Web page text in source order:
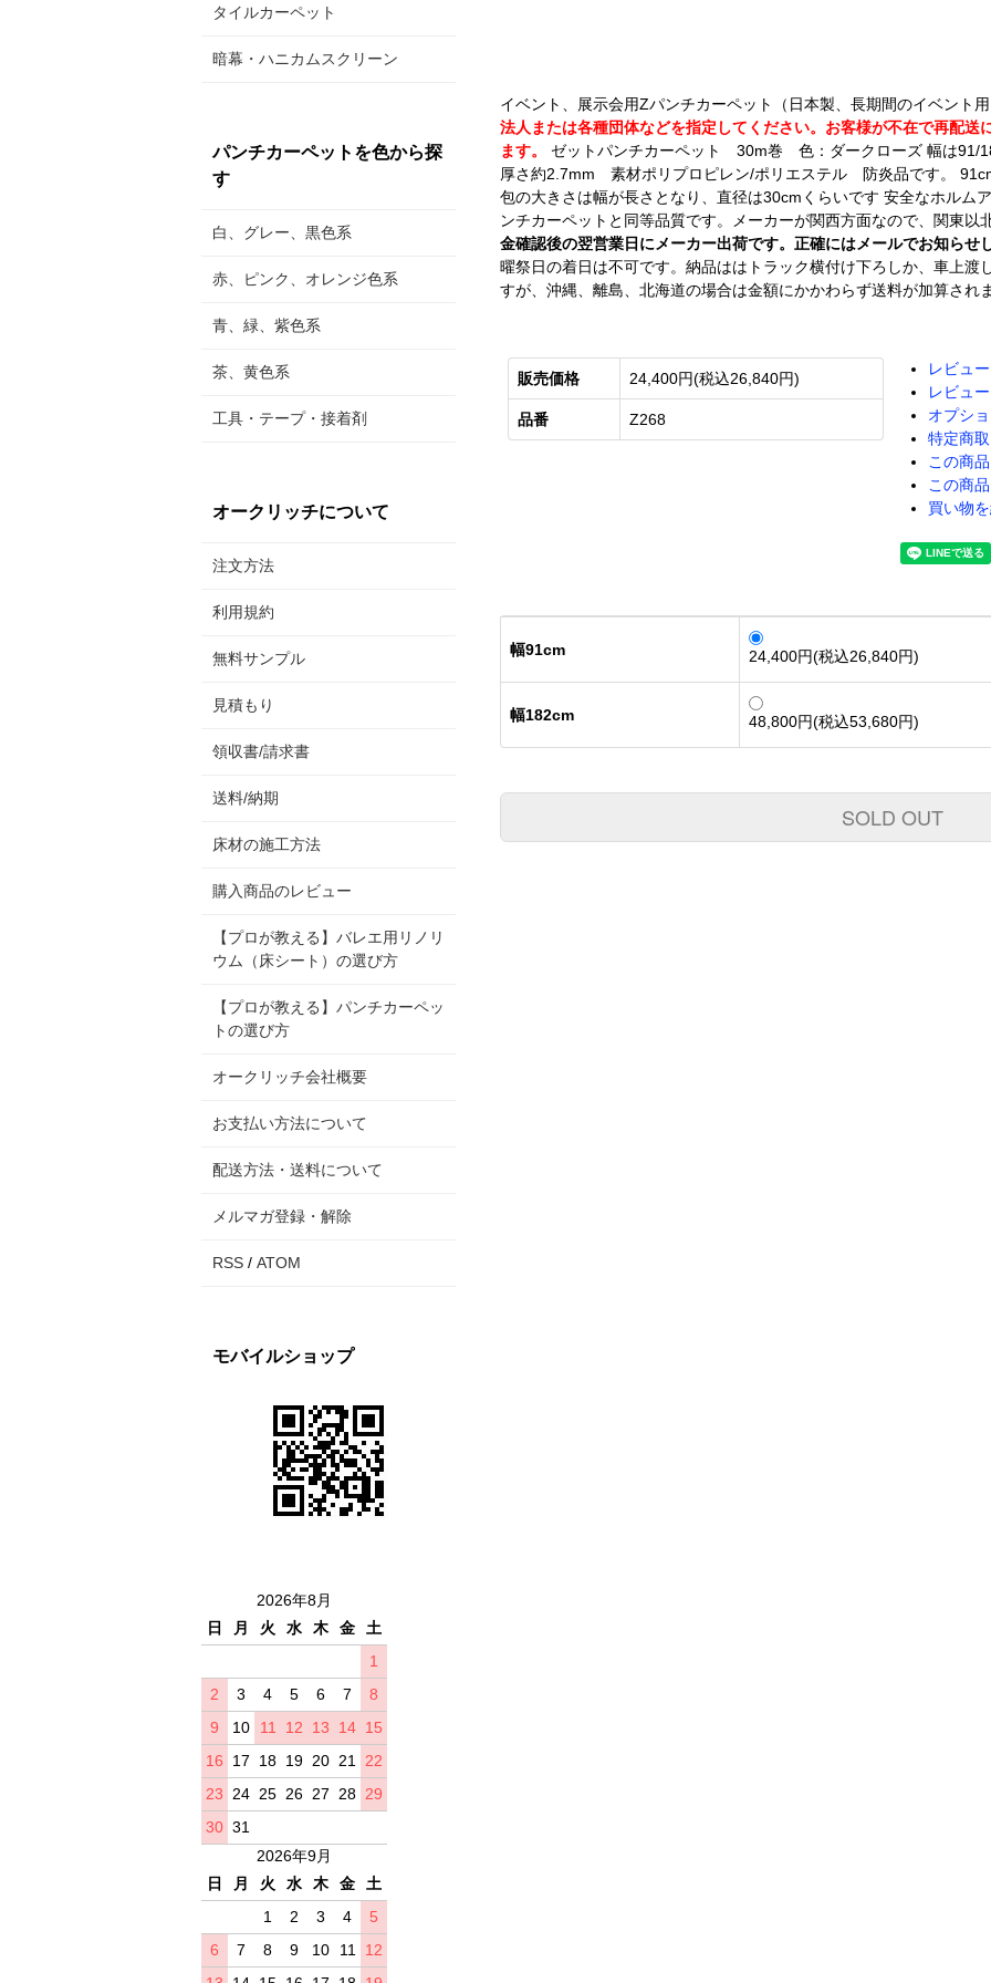
イベント、展示会用Zパンチカーペット（日本製、長期間のイベント
法人または各種団体などを指定してください。お客様が不在で再配送
ます。
ゼットパンチカーペット 30m巻 色：ダークローズ 幅は91/
厚さ約2.7mm 素材ポリプロピレン/ポリエステル 防炎品です。
包の大きさは幅が長さとなり、直径は30cmくらいです 安全なホル
ンチカーペットと同等品質です。メーカーが関西方面なので、関東以
金確認後の翌営業日にメーカー出荷です。正確にはメールでお知らせ
曜祭日の着日は不可です。納品ははトラック横付け下ろしか、車上渡
すが、沖縄、離島、北海道の場合は金額にかかわらず送料が加算され
販売価格 24,400円(税込26,840円)
品番 Z268
レビュ
レビュ
オプシ
特定商
この商
この商
買い物
幅91cm 24,400円(税込26,840円)
幅182cm 48,800円(税込53,680円)
SOLD OUT
タイルカーペット
暗幕・ハニカムスクリーン
パンチカーペットを色から探
す
白、グレー、黒色系
赤、ピンク、オレンジ色系
青、緑、紫色系
茶、黄色系
工具・テープ・接着剤
オークリッチについて
注文方法
利用規約
無料サンプル
見積もり
領収書/請求書
送料/納期
床材の施工方法
購入商品のレビュー
【プロが教える】バレエ用リノリ
ウム（床シート）の選び方
【プロが教える】パンチカーペッ
トの選び方
オークリッチ会社概要
お支払い方法について
配送方法・送料について
メルマガ登録・解除
RSS / ATOM
モバイルショップ
2026年8月
日
月 火 水 木 金
土
1
2
3 4 5 6 7
8
9
10 11 12 13 14 15
16
17 18 19 20 21
22
23
24 25 26 27 28 29
30 31
2026年9月
日
月 火 水 木 金
土
1
2 3 4
5
6
7 8 9 10 11
12